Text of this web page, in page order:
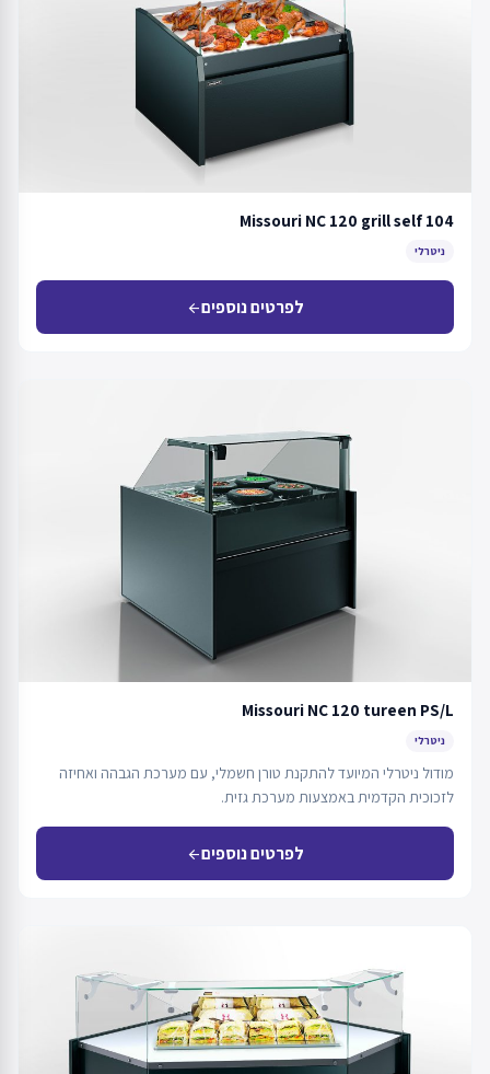
Missouri NC 120 grill self 104
ניטרלי
לפרטים נוספיםarrow_back
Missouri NC 120 tureen PS/L
ניטרלי
מודול ניטרלי המיועד להתקנת טורן חשמלי, עם מערכת הגבהה ואחיזה
לזכוכית הקדמית באמצעות מערכת גזית.
לפרטים נוספיםarrow_back